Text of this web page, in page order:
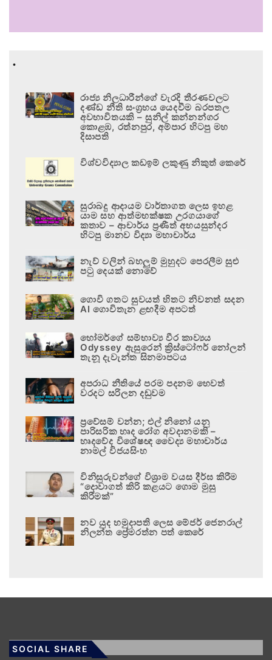
.
රාජ්‍ය නිලධාරීන්ගේ වැරදි තීරණවලට
දණ්ඩ නීති සංග්‍රහය යෙදවීම බරපතල
අවභාවිතයකි – සුනිල් කන්නන්ගර
කොළඹ, රත්නපුර, අම්පාර හිටපු මහ
දිසාපති
විශ්වවිද්‍යාල කඩඉම් ලකුණු නිකුත් කෙරේ
සුරාබදු ආදායම වාර්තාගත ලෙස ඉහළ
යාම සහ ආත්මභක්ෂක උරගයාගේ
කතාව – ආචාර්ය ප්‍රණීත් අභයසුන්දර
හිටපු මානව විද්‍යා මහාචාර්ය
නැව් වලින් බහලුම් මුහුදට පෙරලීම සුළු
පටු දෙයක් නොවේ
ගොවි ගතට සුවයත් හිතට නිවනත් සදන
AI ගොවිතැන ළඟදීම අපටත්
හෝමර්ගේ සම්භාව්‍ය වීර කාව්‍යය
Odyssey ඇසුරෙන් ක්‍රිස්ටෝෆර් නෝලන්
තැනූ දැවැන්ත සිනමාපටය
අපරාධ නීතියේ පරම පදනම හෙවත්
වරදට සරිලන දඬුවම
ප්‍රවේසම් වන්න; එල් නිනෝ යනු
පාරිසරික හෘද රෝග අවදානමකි –
හෘදවේද විශේෂඥ වෛද්‍ය මහාචාර්ය
නාමල් විජයසිංහ
විනිසුරුවන්ගේ විශ්‍රාම වයස දීර්ඝ කිරීම
“දොවාගත් කිරි කළයට ගොම මුසු
කිරීමක්”
නව යුද හමුදාපති ලෙස මේජර් ජෙනරාල්
නිලන්ත ප්‍රේමරත්න පත් කෙරේ
SOCIAL SHARE